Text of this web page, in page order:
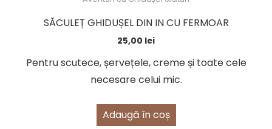
SĂCULEȚ GHIDUȘEL DIN IN CU FERMOAR
25,00 lei
Pentru scutece, șervețele, creme și toate cele
necesare celui mic.
Adaugă în coș